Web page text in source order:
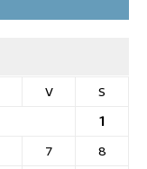
V
S
1
7
8